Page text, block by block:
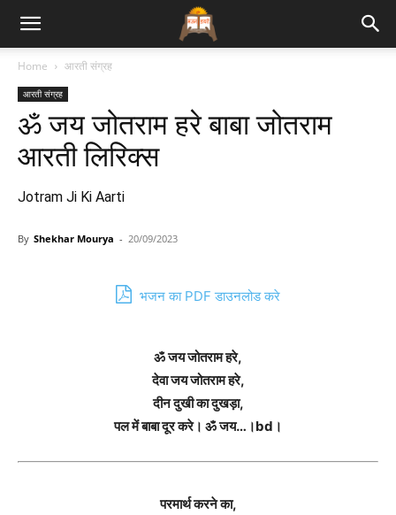
Bhajan
Lyrics
Home आरती संग्रह
आरती संग्रह
ॐ जय जोतराम हरे बाबा जोतराम
आरती लिरिक्स
Jotram Ji Ki Aarti
By Shekhar Mourya - 20/09/2023
भजन का PDF डाउनलोड करे
ॐ जय जोतराम हरे,
देवा जय जोतराम हरे,
दीन दुखी का दुखड़ा,
पल में बाबा दूर करे। ॐ जय…।bd।
परमार्थ करने का,